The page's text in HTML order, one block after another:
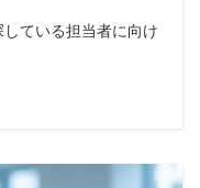
ている担当者に向け